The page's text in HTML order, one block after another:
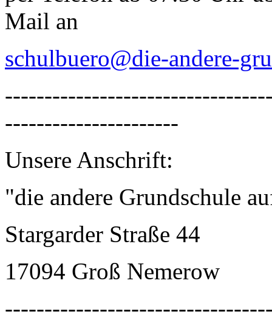
Mail an
schulbuero@die-andere-
----------------------
Unsere Anschrift:
"die andere Grundschule
Stargarder Straße 44
17094 Groß Nemerow